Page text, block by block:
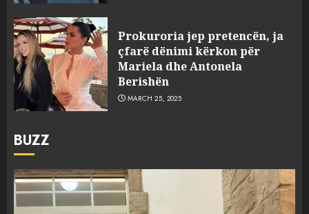
Prokuroria jep pretencën, ja
çfarë dënimi kërkon për
Mariela dhe Antonela
Berishën
MARCH 25, 2025
BUZZ